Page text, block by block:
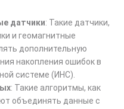
датчики: Такие датчики,
и геомагнитные
дополнительную
накопления ошибок в
системе (ИНС).
: Такие алгоритмы, как
объединять данные с